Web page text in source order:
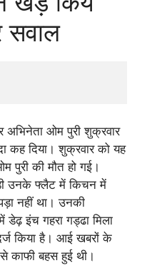
सवाल
अभिनेता ओम पुरी शुक्रवार
कह दिया। शुक्रवार को यह
पुरी की मौत हो गई।
उनके फ्लैट में किचन में
नहीं था। उनकी
डेढ़ इंच गहरा गड्ढा मिला
किया है। आई खबरों के
से काफी बहस हुई थी।